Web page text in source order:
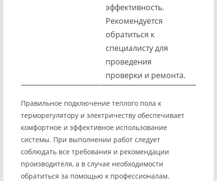
эффективность.
Рекомендуется
обратиться к
специалисту для
проведения
проверки и ремонта.
Правильное подключение теплого пола к
терморегулятору и электричеству обеспечивает
комфортное и эффективное использование
системы. При выполнении работ следует
соблюдать все требования и рекомендации
производителя, а в случае необходимости
обратиться за помощью к профессионалам.